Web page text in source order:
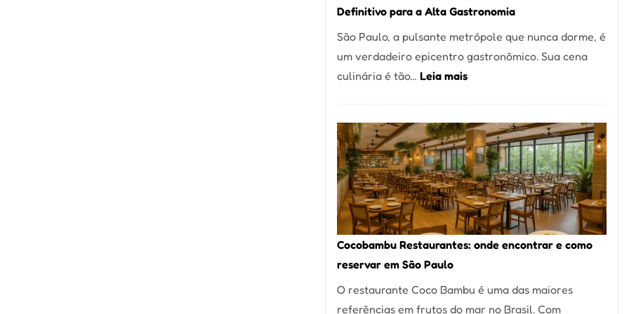
à
lenha
na
Vila
Definitivo para a Alta Gastronomia
São Paulo, a pulsante metrópole que nunca dorme, é
um verdadeiro epicentro gastronômico. Sua cena
culinária é tão… Leia mais:
Melhores
Restaurantes
em
São
Paulo:
Um
Guia
para
a
Cocobambu Restaurantes: onde encontrar e como
reservar em São Paulo
O restaurante Coco Bambu é uma das maiores
referências em frutos do mar no Brasil. Com